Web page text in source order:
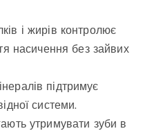
і жирів контролює
насичення без зайвих
підтримує
системи.
утримувати зуби в